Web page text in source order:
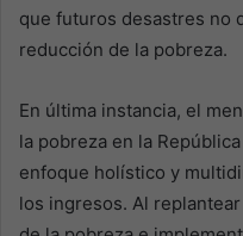
que futuros desastres no
reducción de la pobreza.
En última instancia, el
la pobreza en la
enfoque holístico y
los ingresos. Al